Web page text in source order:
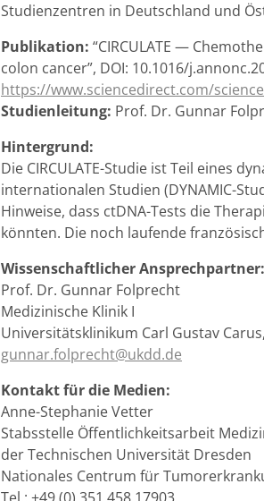
Studienzentren in Deutschland und
Publikation: “CIRCULATE —
colon cancer”, DOI: 10.1016/
https://www.sciencedirect.com/
Studienleitung: Prof. Dr. Gunnar
Hintergrund:
Die CIRCULATE-Studie ist Teil eines
internationalen Studien (DYNAMIC-
Hinweise, dass ctDNA-Tests die
könnten. Die noch laufende
Wissenschaftlicher Ansprechpartner:
Prof. Dr. Gunnar Folprecht
Medizinische Klinik I
Universitätsklinikum Carl Gustav
gunnar.folprecht@ukdd.de
Kontakt für die Medien:
Anne-Stephanie Vetter
Stabsstelle Öffentlichkeitsarbeit
der Technischen Universität Dresden
Nationales Centrum für